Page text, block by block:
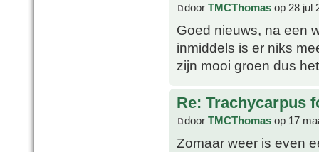
door TMCThomas op 28 jul
Goed nieuws, na een
inmiddels is er niks
zijn mooi groen dus
Re: Trachycarpus
door TMCThomas op 17
Zomaar weer is even